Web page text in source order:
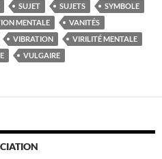
SUJET SUJETS
SYMBOLE
MENTALE
VANITÉS
VIBRATION
VIRILITÉ MENTALE
VULGAIRE